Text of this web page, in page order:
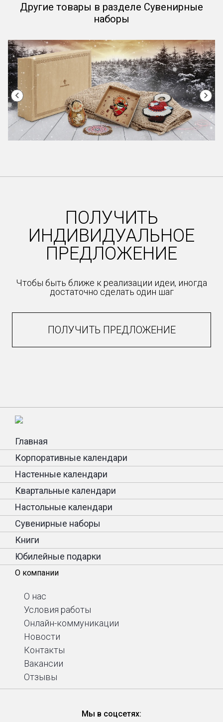
Другие товары в разделе Сувенирные
наборы
of
ПОЛУЧИТЬ
ИНДИВИДУАЛЬНОЕ
ПРЕДЛОЖЕНИЕ
Чтобы быть ближе к реализации идеи, иногда
достаточно сделать один шаг
ПОЛУЧИТЬ ПРЕДЛОЖЕНИЕ
Главная
Корпоративные календари
Настенные календари
Квартальные календари
Настольные календари
Сувенирные наборы
Книги
Юбилейные подарки
О компании
О нас
Условия работы
Онлайн-коммуникации
Новости
Контакты
Вакансии
Отзывы
Мы в соцсетях: